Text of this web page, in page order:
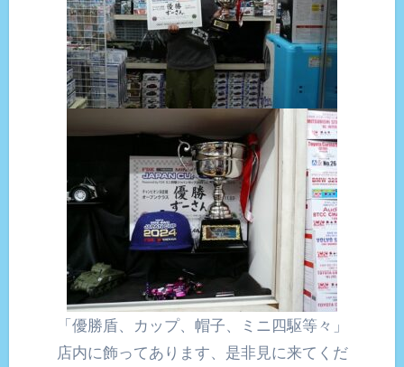
「優勝盾、カップ、帽子、ミニ四駆等々」
店内に飾ってあります、是非見に来てくだ